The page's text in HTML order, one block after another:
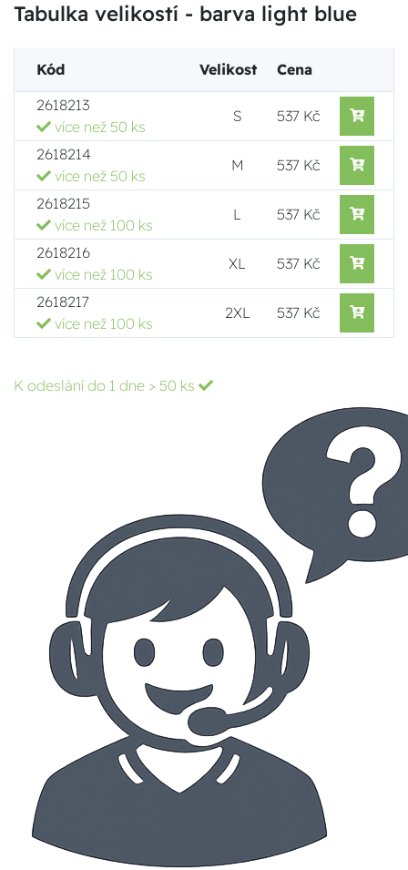
Tabulka velikostí - barva light blue
Kód Velikost
Cena
2618213
více než 50 ks
S 537 Kč
2618214
více než 50 ks
M 537 Kč
2618215
více než 100 ks
L 537 Kč
2618216
více než 100 ks
XL 537 Kč
2618217
více než 100 ks
2XL 537 Kč
K odeslání do 1 dne > 50 ks